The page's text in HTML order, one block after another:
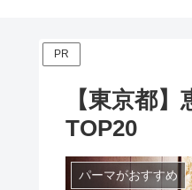
PR
【東京都
TOP20
パーマがおすすめ